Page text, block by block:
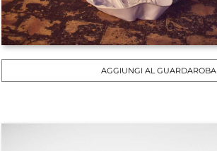
AGGIUNGI AL GUARDAROBA